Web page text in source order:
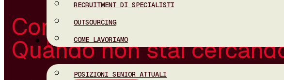
RECRUITMENT DI SPECIALISTI
OUTSOURCING
COME LAVORIAMO
PER I CANDIDATI
POSIZIONI SENIOR ATTUALI
Consulenza discreta:
Quando non stai